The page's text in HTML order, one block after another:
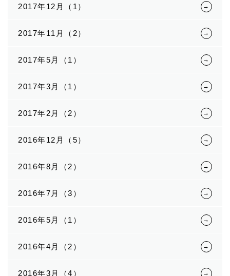
2017年12月（1）
2017年11月（2）
2017年5月（1）
2017年3月（1）
2017年2月（2）
2016年12月（5）
2016年8月（2）
2016年7月（3）
2016年5月（1）
2016年4月（2）
2016年3月（4）